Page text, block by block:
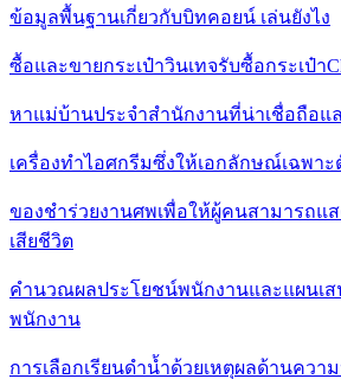
ข้อมูลพื้นฐานเกี่ยวกับบิทคอยน์ เล่นยังไง
ซื้อและขายกระเป๋าวินเทจรับซื้อกระเป๋า
หาแม่บ้านประจำสำนักงานที่น่าเชื่อถือแ
เครื่องทำไอศกรีมซึ่งให้เอกลักษณ์เฉพา
ของชำร่วยงานศพเพื่อให้ผู้คนสามารถแ
เสียชีวิต
คำนวณผลประโยชน์พนักงานและแผนเ
พนักงาน
การเลือกเรียนดำน้ำด้วยเหตุผลด้านควา